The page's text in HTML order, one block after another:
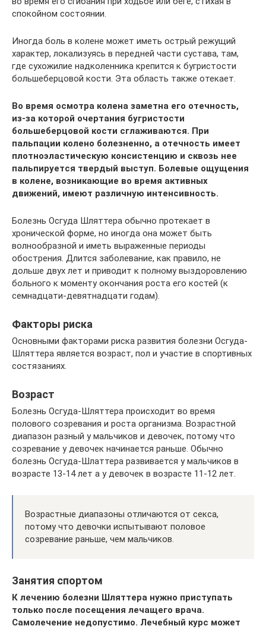
спокойном состоянии.
Иногда боль в колене может иметь острый режущий
характер, локализуясь в передней части сустава, там,
где сухожилие надколенника крепится к бугристости
большеберцовой кости. Эта область также отекает.
Во время осмотра колена заметна его отечность,
из-за которой очертания бугристости
большеберцовой кости сглаживаются. При
пальпации колено болезненно, а отечность имеет
плотноэластическую консистенцию и сквозь нее
пальпируется твердый выступ. Болевые ощущения
в колене, возникающие во время активных
движений, имеют различную интенсивность.
Болезнь Осгуда Шляттера обычно протекает в
хронической форме, но иногда она может быть
волнообразной и иметь выраженные периоды
обострения. Длится заболевание, как правило, не
дольше двух лет и приводит к полному выздоровлению
больного к моменту окончания роста его костей (к
семнадцати-девятнадцати годам).
Факторы риска
Основными факторами риска развития болезни Осгуда-
Шляттера является возраст, пол и участие в спортивных
состязаниях.
Возраст
Болезнь Осгуда-Шляттера происходит во время
полового созревания и роста организма. Возрастной
диапазон разный у мальчиков и девочек, потому что
созревание у девочек начинается раньше. Обычно
болезнь Осгуда-Шлаттера развивается у мальчиков в
возрасте 13-14 лет а у девочек в возрасте 11-12 лет.
Возрастные диапазоны отличаются от секса,
потому что девочки испытывают половое
созревание раньше, чем мальчиков.
Занятия спортом
К лечению болезни Шляттера нужно приступать
только после посещения лечащего врача.
Самолечение недопустимо. Лечебный курс может